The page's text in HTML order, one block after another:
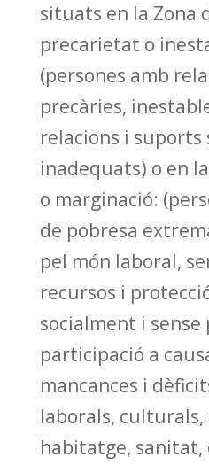
situats en la Zona
precarietat o
(persones amb
precàries,
relacions i suports
inadequats) o en
o marginació:
de pobresa
pel món laboral,
recursos i
socialment i
participació a
mancances i
laborals,
habitatge, sanitat,